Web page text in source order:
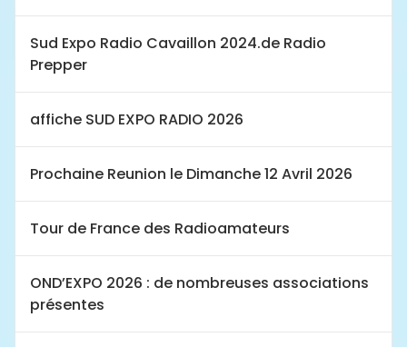
Sud Expo Radio Cavaillon 2024.de Radio
Prepper
affiche SUD EXPO RADIO 2026
Prochaine Reunion le Dimanche 12 Avril 2026
Tour de France des Radioamateurs
OND’EXPO 2026 : de nombreuses associations
présentes